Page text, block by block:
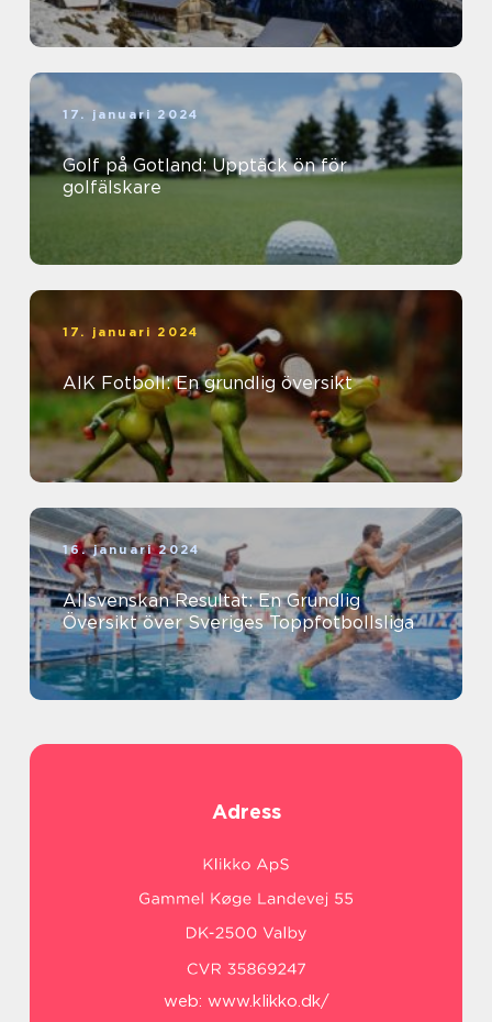
17. januari 2024
Golf på Gotland: Upptäck ön för
golfälskare
17. januari 2024
AIK Fotboll: En grundlig översikt
16. januari 2024
Allsvenskan Resultat: En Grundlig
Översikt över Sveriges Toppfotbollsliga
Adress
web: www.klikko.dk/